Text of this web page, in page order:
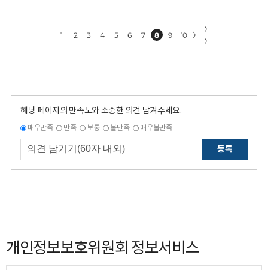
1 2 3 4 5 6 7 8 9 10 〉
〉
〉
해당 페이지의 만족도와 소중한 의견 남겨주세요.
매우만족 만족 보통 불만족 매우불만족
등록
개인정보보호위원회 정보서비스